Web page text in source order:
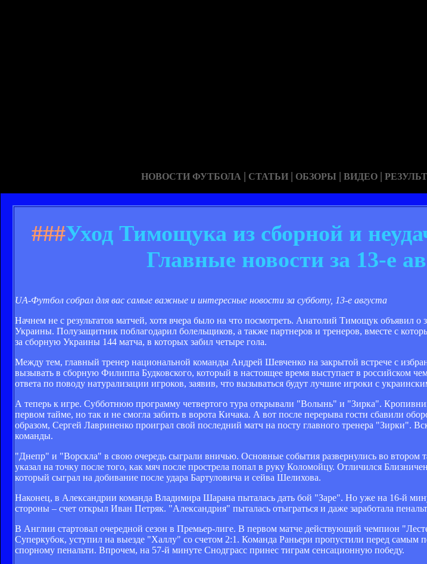
НОВОСТИ ФУТБОЛА | СТАТЬИ | ОБЗОРЫ | ВИДЕО |
###Уход Тимощука из сборной и
Главные новости за 13-е
UA-Футбол собрал для вас самые важные и интересные новости за субботу, 13-е августа
Начнем не с результатов матчей, хотя вчера было на что посмотреть. Анатолий Тимощук объявил
Украины. Полузащитник поблагодарил болельщиков, а также партнеров и тренеров, вместе с
за сборную Украины 144 матча, в которых забил четыре гола.
Между тем, главный тренер национальной команды Андрей Шевченко на закрытой встрече с
вызывать в сборную Филиппа Будковского, который в настоящее время выступает в российском
ответа по поводу натурализации игроков, заявив, что вызываться будут лучшие игроки с
А теперь к игре. Субботнюю программу четвертого тура открывали "Волынь" и "Зирка".
первом тайме, но так и не смогла забить в ворота Кичака. А вот после перерыва гости сбавили
образом, Сергей Лавриненко проиграл свой последний матч на посту главного тренера "Зирки".
команды.
"Днепр" и "Ворскла" в свою очередь сыграли вничью. Основные события развернулись во втором
указал на точку после того, как мяч после прострела попал в руку Коломойцу. Отличился
который сыграл на добивание после удара Бартуловича и сейва Шелихова.
Наконец, в Александрии команда Владимира Шарана пыталась дать бой "Заре". Но уже на 16-й
стороны – счет открыл Иван Петряк. "Александрия" пыталась отыграться и даже заработала
В Англии стартовал очередной сезон в Премьер-лиге. В первом матче действующий чемпион
Суперкубок, уступил на выезде "Халлу" со счетом 2:1. Команда Раньери пропустили перед самым
спорному пенальти. Впрочем, на 57-й минуте Снодграсс принес тиграм сенсационную победу.